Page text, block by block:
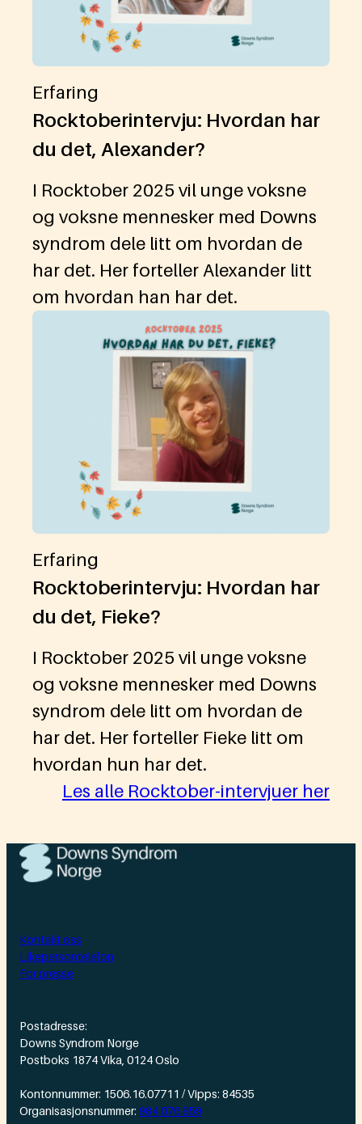
Erfaring
Rocktoberintervju: Hvordan har
du det, Alexander?
I Rocktober 2025 vil unge voksne
og voksne mennesker med Downs
syndrom dele litt om hvordan de
har det. Her forteller Alexander litt
om hvordan han har det.
Erfaring
Rocktoberintervju: Hvordan har
du det, Fieke?
I Rocktober 2025 vil unge voksne
og voksne mennesker med Downs
syndrom dele litt om hvordan de
har det. Her forteller Fieke litt om
hvordan hun har det.
Les alle Rocktober-intervjuer her
Kontakt oss
Likepersontelefon
For presse
Postadresse:
Downs Syndrom Norge
Postboks 1874 Vika, 0124 Oslo
Kontonnummer: 1506.16.07711 / Vipps: 84535
Organisasjonsnummer: 984 076 959